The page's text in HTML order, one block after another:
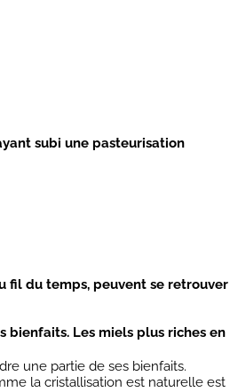
subi une pasteurisation
fil du temps, peuvent se retrouver
bienfaits. Les miels plus riches en
une partie de ses bienfaits.
la cristallisation est naturelle est